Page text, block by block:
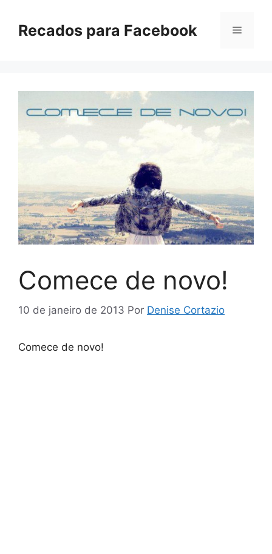
paraRecados para Facebook Menu
Comece de novo!
10 de janeiro de 2013 Por Denise Cortazio
Comece de novo!